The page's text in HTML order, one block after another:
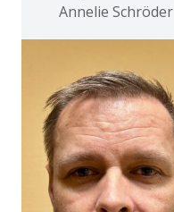
Annelie Schröder